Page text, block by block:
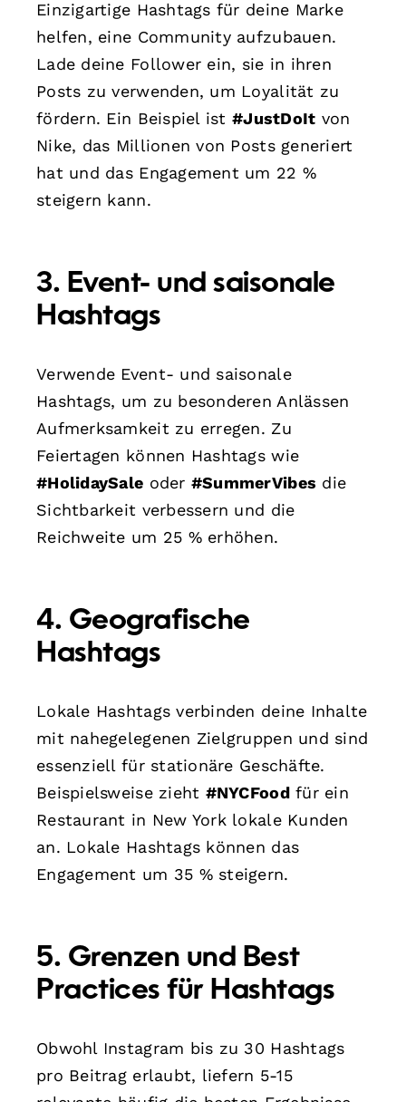
Einzigartige Hashtags für deine Marke
helfen, eine Community aufzubauen.
Lade deine Follower ein, sie in ihren
Posts zu verwenden, um Loyalität zu
fördern. Ein Beispiel ist#JustDoIt von
Nike, das Millionen von Posts generiert
hat und das Engagement um 22 %
steigern kann.
3. Event- und saisonale
Hashtags
Verwende Event- und saisonale
Hashtags, um zu besonderen Anlässen
Aufmerksamkeit zu erregen. Zu
Feiertagen können Hashtags wie
#HolidaySale oder #SummerVibes die
Sichtbarkeit verbessern und die
Reichweite um 25 % erhöhen.
4. Geografische
Hashtags
Lokale Hashtags verbinden deine Inhalte
mit nahegelegenen Zielgruppen und sind
essenziell für stationäre Geschäfte.
Beispielsweise zieht #NYCFoodfür ein
Restaurant in New York lokale Kunden
an. Lokale Hashtags können das
Engagement um 35 % steigern.
5. Grenzen und Best
Practices für Hashtags
Obwohl Instagram bis zu 30 Hashtags
pro Beitrag erlaubt, liefern 5-15